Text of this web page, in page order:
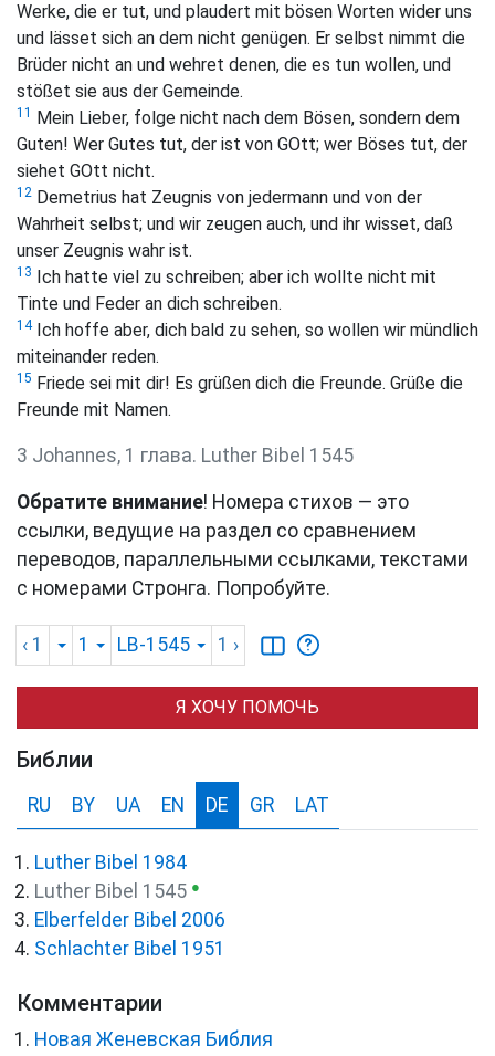
Werke, die er tut, und plaudert mit bösen Worten wider uns
und lässet sich an dem nicht genügen. Er selbst nimmt die
Brüder nicht an und wehret denen, die es tun wollen, und
stößet sie aus der Gemeinde.
11
Mein Lieber, folge nicht nach dem Bösen, sondern dem
Guten! Wer Gutes tut, der ist von GOtt; wer Böses tut, der
siehet GOtt nicht.
12 Demetrius hat Zeugnis von jedermann und von der
Wahrheit selbst; und wir zeugen auch, und ihr wisset, daß
unser Zeugnis wahr ist.
13
Ich hatte viel zu schreiben; aber ich wollte nicht mit
Tinte und Feder an dich schreiben.
14Ich hoffe aber, dich bald zu sehen, so wollen wir mündlich
miteinander reden.
15 Friede sei mit dir! Es grüßen dich die Freunde. Grüße die
Freunde mit Namen.
3 Johannes, 1 глава. Luther Bibel 1545
Обратите внимание! Номера стихов — это
ссылки, ведущие на раздел со сравнением
переводов, параллельными ссылками, текстами
с номерами Стронга. Попробуйте.
‹ 1 1 LB-1545 1 ›
Я ХОЧУ ПОМОЧЬ
Библии
RU BY UA EN DE GR LAT
Luther Bibel 1984
Luther Bibel 1545 ●
Elberfelder Bibel 2006
Schlachter Bibel 1951
Комментарии
Новая Женевская Библия